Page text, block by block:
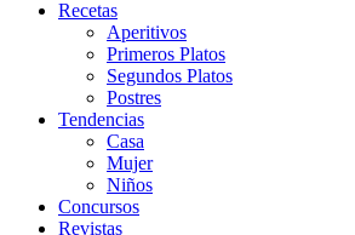
Recetas
Aperitivos
Primeros Platos
Segundos Platos
Postres
Tendencias
Casa
Mujer
Niños
Concursos
Revistas